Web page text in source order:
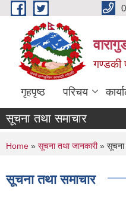
Skip to main content
गण्डकी
गृहपृष्ठ परिचय
सूचना तथा समाचार
You are here
Home » सूचना तथा जानकारी» सूचना
सूचना तथा समाचार